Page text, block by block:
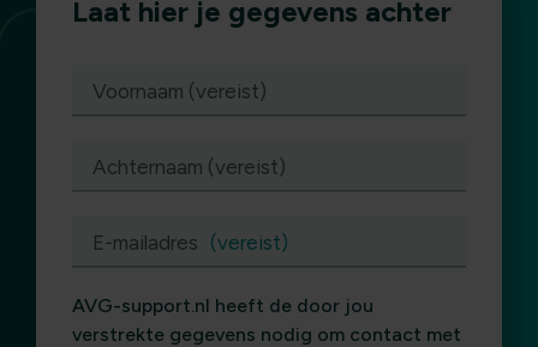
Laat hier je gegevens achter
Voornaam (vereist)
Achternaam (vereist)
E-mailadres (vereist)
AVG-support.nl heeft de door jou
verstrekte gegevens nodig om contact met